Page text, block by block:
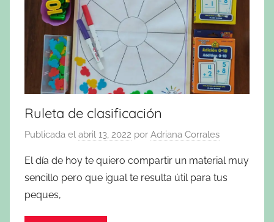
Ruleta de clasificación
Publicada el abril 13, 2022 por Adriana Corrales
El día de hoy te quiero compartir un material muy
sencillo pero que igual te resulta útil para tus
peques,